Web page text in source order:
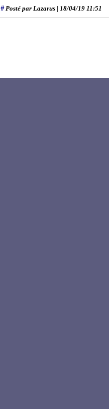
#Posté par Lazarus | 18/04/19 11:51